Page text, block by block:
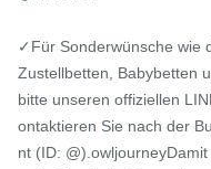
✓Für Sonderwünsche wie
Zustellbetten, Babybetten
bitte unseren offiziellen
ontaktieren Sie nach der
nt (ID: